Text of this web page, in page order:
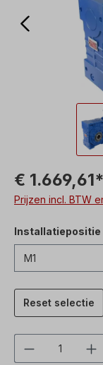
€ 1.669,61*
Prijzen incl. BTW
Installatiepositie
Reset selectie